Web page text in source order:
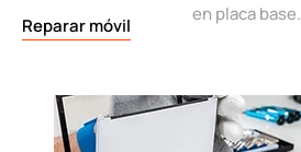
en placa base.
Reparar móvil